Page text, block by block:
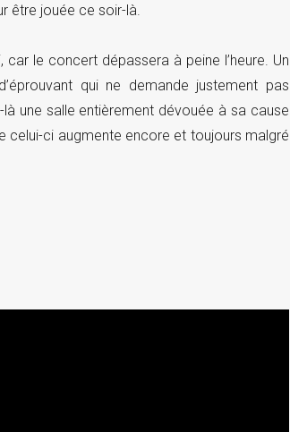
être jouée ce soir-là.
car le concert dépassera à peine l’heure. Un
qui ne demande justement pas
une salle entièrement dévouée à sa cause
celui-ci augmente encore et toujours malgré